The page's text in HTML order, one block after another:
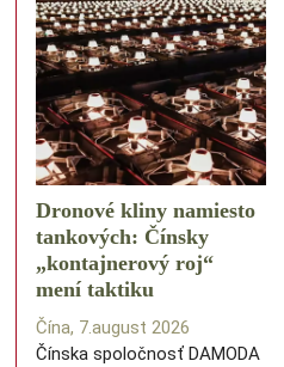
Dronové kliny namiesto
tankových: Čínsky
️„kontajnerový roj“
mení taktiku
Čína, 7.august 2026
Čínska spoločnosť DAMODA